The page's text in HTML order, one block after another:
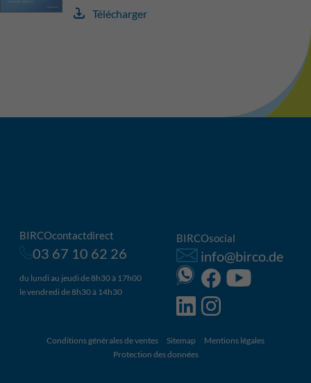
Télécharger
BIRCOcontactdirect
03 67 10 62 26
du lundi au jeudi de 8h30 à 17h00
le vendredi de 8h30 à 14h30
BIRCOsocial
info@birco.de
Conditions générales de ventes Sitemap
Mentions légales
Protection des données